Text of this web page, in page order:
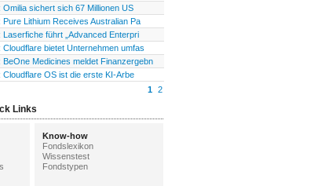
Omilia sichert sich 67 Millionen US
Pure Lithium Receives Australian Pa
Laserfiche führt „Advanced Enterpri
Cloudflare bietet Unternehmen umfas
BeOne Medicines meldet Finanzergebn
Cloudflare OS ist die erste KI-Arbe
1 2
Links
Know-how
Fondslexikon
Wissenstest
Fondstypen